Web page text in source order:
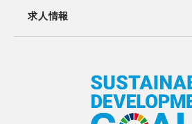
求人情報